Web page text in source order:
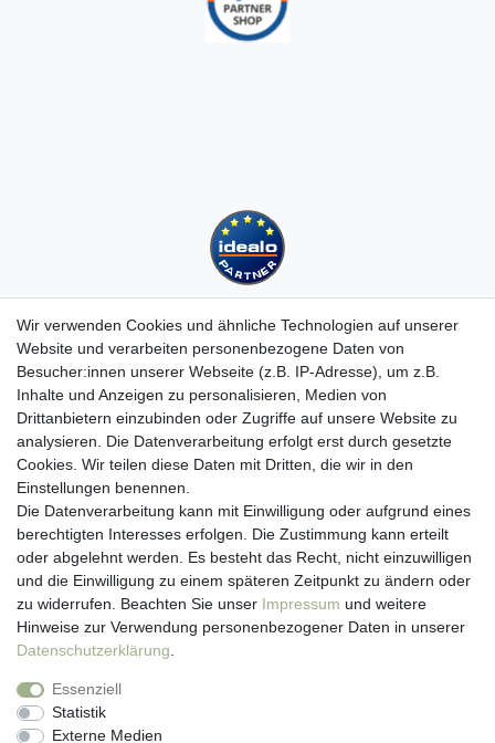
Kundenservice
Hotline: 07452 - 847 162 0
Kontakt
Anmelden
Registrieren
Newsletter
Versand & Lieferung
Zahlungsarten
viasalutis
Mehr zu viasalutis
Beratungscenter Haut
News
Beliebte Produkte (Top 20)
Wir verwenden Cookies und ähnliche Technologien auf unserer
Website und verarbeiten personenbezogene Daten von
Besucher:innen unserer Webseite (z.B. IP-Adresse), um z.B.
Inhalte und Anzeigen zu personalisieren, Medien von
Drittanbietern einzubinden oder Zugriffe auf unsere Website zu
analysieren. Die Datenverarbeitung erfolgt erst durch gesetzte
Cookies. Wir teilen diese Daten mit Dritten, die wir in den
Einstellungen benennen.
Die Datenverarbeitung kann mit Einwilligung oder aufgrund eines
berechtigten Interesses erfolgen. Die Zustimmung kann erteilt
oder abgelehnt werden. Es besteht das Recht, nicht einzuwilligen
und die Einwilligung zu einem späteren Zeitpunkt zu ändern oder
zu widerrufen. Beachten Sie unser Impressum und weitere
Hinweise zur Verwendung personenbezogener Daten in unserer
Daten­schutz­erklärung
Essenziell
Statistik
Externe Medien